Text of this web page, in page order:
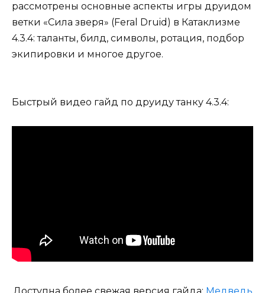
рассмотрены основные аспекты игры друидом
ветки «Сила зверя» (Feral Druid) в Катаклизме
4.3.4: таланты, билд, символы, ротация, подбор
экипировки и многое другое.
Быстрый видео гайд по друиду танку 4.3.4:
Доступна более свежая версия гайда: Медведь